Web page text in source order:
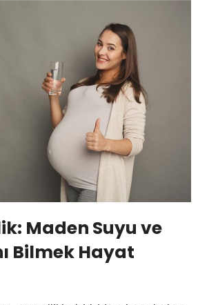
Maden Suyu ve
Bilmek Hayat